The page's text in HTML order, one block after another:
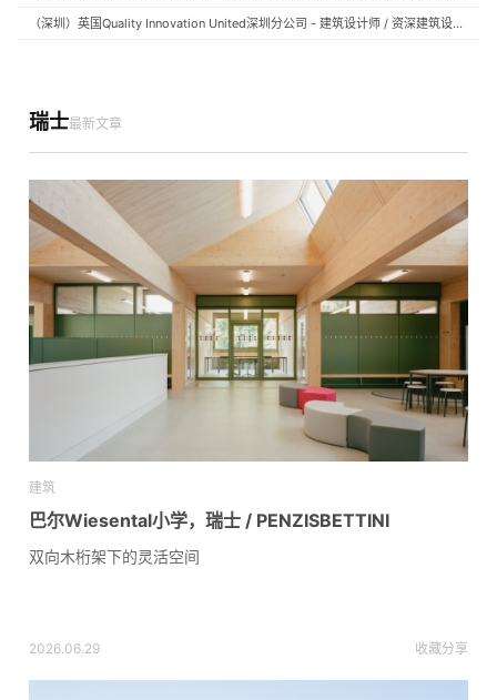
（深圳）英国Quality Innovation United深圳分公司 - 建筑设计师 / 资深建筑设计师 / 室内设计师 / 设计实习生
瑞士最新文章
建筑
巴尔Wiesental小学，瑞士 / PENZISBETTINI
双向木桁架下的灵活空间
2026.06.29 收藏分享